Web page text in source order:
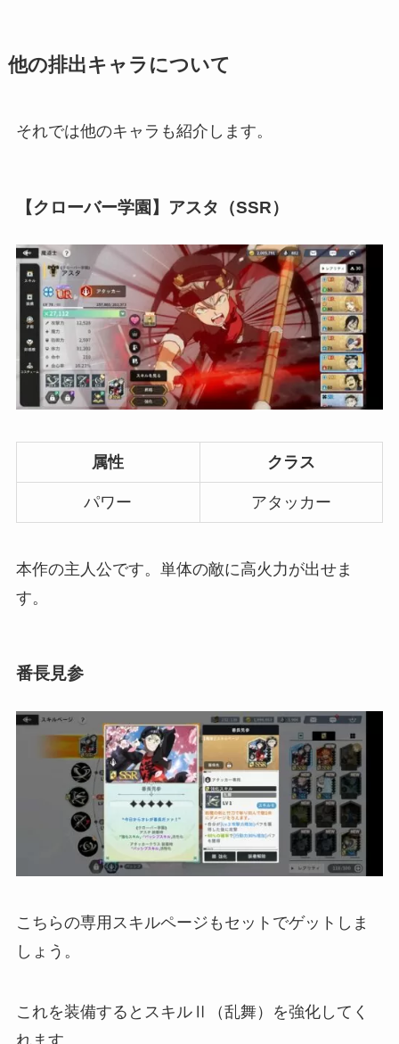
他の排出キャラについて
それでは他のキャラも紹介します。
【クローバー学園】アスタ（SSR）
属性 クラス
パワー アタッカー
本作の主人公です。単体の敵に高火力が出せま
す。
番長見参
こちらの専用スキルページもセットでゲットしま
しょう。
これを装備するとスキルⅡ（乱舞）を強化してく
れます。